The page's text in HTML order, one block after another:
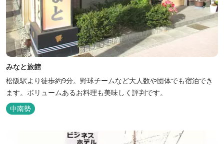
みなと旅館
松阪駅より徒歩約9分。野球チームなど大人数や団体でも宿泊でき
ます。ボリュームあるお料理も美味しく評判です。
中南勢